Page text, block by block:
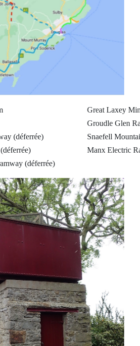
Great Laxey
Groudle Glen
(déferrée)
Snaefell
Manx Electric
(déferrée)